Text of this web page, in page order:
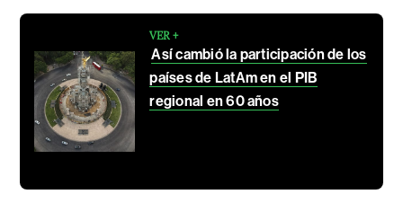
VER +
Así cambió la participación de los
países de LatAm en el PIB
regional en 60 años